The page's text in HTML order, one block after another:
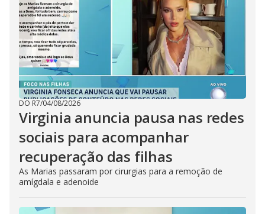
DO R7/04/08/2026
Virginia anuncia pausa nas redes
sociais para acompanhar
recuperação das filhas
As Marias passaram por cirurgias para a remoção de
amígdala e adenoide